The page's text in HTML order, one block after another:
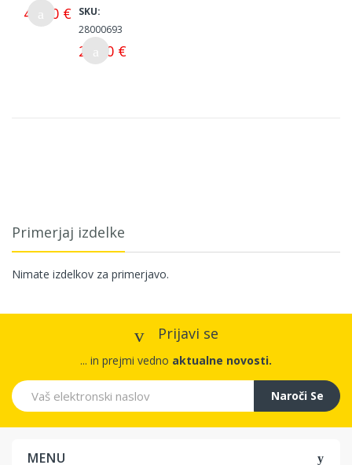
46,00 € SKU:
28000693
25,00 €
Primerjaj izdelke
Nimate izdelkov za primerjavo.
Prijavi se
... in prejmi vedno aktualne novosti.
Naroči Se
MENU